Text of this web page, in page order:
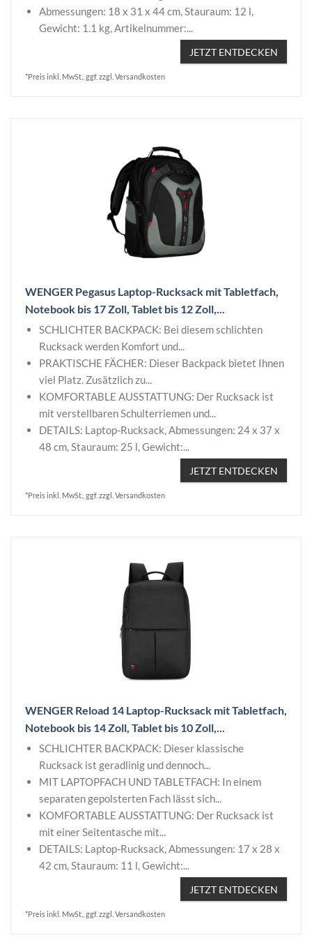
Abmessungen: 18 x 31 x 44 cm, Stauraum: 12 l,
Gewicht: 1.1 kg, Artikelnummer:...
JETZT ENTDECKEN
*Preis inkl. MwSt., ggf. zzgl. Versandkosten
WENGER Pegasus Laptop-Rucksack mit Tabletfach,
Notebook bis 17 Zoll, Tablet bis 12 Zoll,...
SCHLICHTER BACKPACK: Bei diesem schlichten
Rucksack werden Komfort und...
PRAKTISCHE FÄCHER: Dieser Backpack bietet Ihnen
viel Platz. Zusätzlich zu...
KOMFORTABLE AUSSTATTUNG: Der Rucksack ist
mit verstellbaren Schulterriemen und...
DETAILS: Laptop-Rucksack, Abmessungen: 24 x 37 x
48 cm, Stauraum: 25 l, Gewicht:...
JETZT ENTDECKEN
*Preis inkl. MwSt., ggf. zzgl. Versandkosten
WENGER Reload 14 Laptop-Rucksack mit Tabletfach,
Notebook bis 14 Zoll, Tablet bis 10 Zoll,...
SCHLICHTER BACKPACK: Dieser klassische
Rucksack ist geradlinig und dennoch...
MIT LAPTOPFACH UND TABLETFACH: In einem
separaten gepolsterten Fach lässt sich...
KOMFORTABLE AUSSTATTUNG: Der Rucksack ist
mit einer Seitentasche mit...
DETAILS: Laptop-Rucksack, Abmessungen: 17 x 28 x
42 cm, Stauraum: 11 l, Gewicht:...
JETZT ENTDECKEN
*Preis inkl. MwSt., ggf. zzgl. Versandkosten